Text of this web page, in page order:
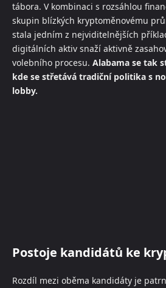
tábora. V kombinaci s rozsáhlou
skupin blízkých kryptoměnovému
stala jedním z nejviditelnějších
digitálních aktiv snaží aktivně
volebního procesu. Alabama se tak
kde se střetává tradiční politika s
lobby.
Postoje kandidátů ke
Rozdíl mezi oběma kandidáty je